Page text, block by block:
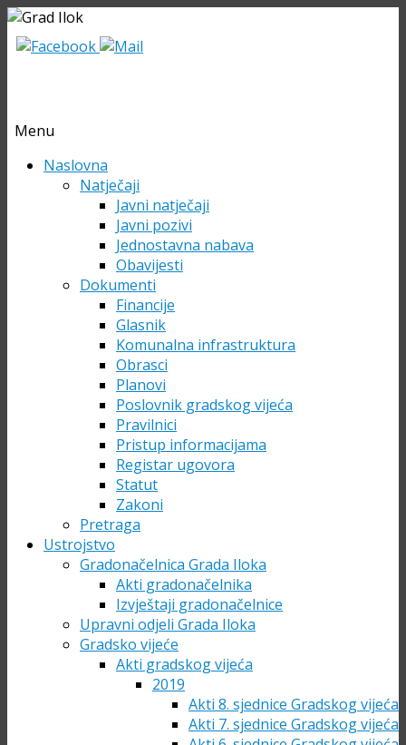
Menu
Skip Naslovna
Natječaji
Javni natječaji
Javni pozivi
Jednostavna nabava
Obavijesti
Dokumenti
Financije
Glasnik
Komunalna infrastruktura
Obrasci
Planovi
Poslovnik gradskog vijeća
Pravilnici
Pristup informacijama
Registar ugovora
Statut
Zakoni
Pretraga
Ustrojstvo
Gradonačelnica Grada Iloka
Akti gradonačelnika
Izvještaji gradonačelnice
Upravni odjeli Grada Iloka
Gradsko vijeće
Akti gradskog vijeća
2019
Akti 8. sjednice Gradskog vijeća
Akti 7. sjednice Gradskog vijeća